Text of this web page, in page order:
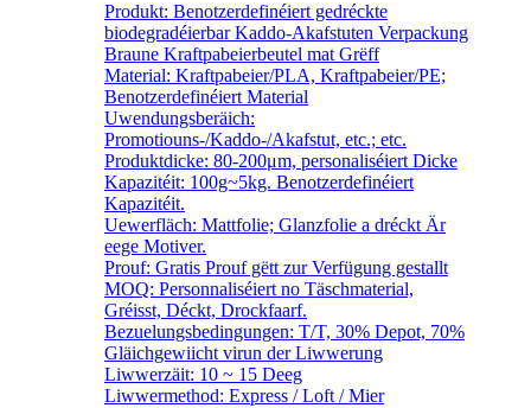
Produkt: Benotzerdefinéiert gedréckte
biodegradéierbar Kaddo-Akafstuten Verpackung
Braune Kraftpabeierbeutel mat Grëff
Material: Kraftpabeier/PLA, Kraftpabeier/PE;
Benotzerdefinéiert Material
Uwendungsberäich:
Promotiouns-/Kaddo-/Akafstut, etc.; etc.
Produktdicke: 80-200μm, personaliséiert Dicke
Kapazitéit: 100g~5kg. Benotzerdefinéiert
Kapazitéit.
Uewerfläch: Mattfolie; Glanzfolie a dréckt Är
eege Motiver.
Prouf: Gratis Prouf gëtt zur Verfügung gestallt
MOQ: Personnaliséiert no Täschmaterial,
Gréisst, Déckt, Drockfaarf.
Bezuelungsbedingungen: T/T, 30% Depot, 70%
Gläichgewiicht virun der Liwwerung
Liwwerzäit: 10 ~ 15 Deeg
Liwwermethod: Express / Loft / Mier